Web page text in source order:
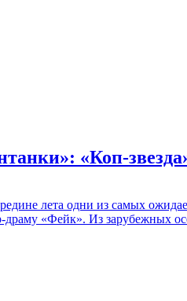
«Коп-
лета одни из самых
«Фейк». Из зарубежных